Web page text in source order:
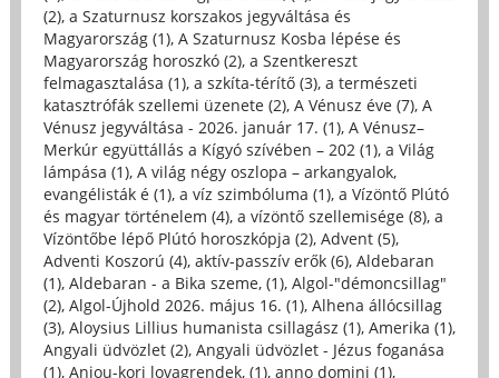
(2), a Szaturnusz korszakos jegyváltása és
Magyarország (1), A Szaturnusz Kosba lépése és
Magyarország horoszkó (2), a Szentkereszt
felmagasztalása (1), a szkíta-térítő (3), a természeti
katasztrófák szellemi üzenete (2), A Vénusz éve (7), A
Vénusz jegyváltása - 2026. január 17. (1), A Vénusz–
Merkúr együttállás a Kígyó szívében – 202 (1), a Világ
lámpása (1), A világ négy oszlopa – arkangyalok,
evangélisták é (1), a víz szimbóluma (1), a Vízöntő Plútó
és magyar történelem (4), a vízöntő szellemisége (8), a
Vízöntőbe lépő Plútó horoszkópja (2), Advent (5),
Adventi Koszorú (4), aktív-passzív erők (6), Aldebaran
(1), Aldebaran - a Bika szeme, (1), Algol-"démoncsillag"
(2), Algol-Újhold 2026. május 16. (1), Alhena állócsillag
(3), Aloysius Lillius humanista csillagász (1), Amerika (1),
Angyali üdvözlet (2), Angyali üdvözlet - Jézus foganása
(1), Anjou-kori lovagrendek, (1), anno domini (1),